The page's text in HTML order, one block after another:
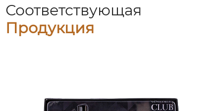
Соответствующая
Продукция